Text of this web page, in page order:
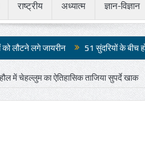
राष्ट्रीय अध्यात्म ज्ञान-विज्ञान
51 सुंदरियों के बीच होगा कड़ा मुकाबला
में चेहल्लुम का ऐतिहासिक ताजिया सुपर्दे खाक